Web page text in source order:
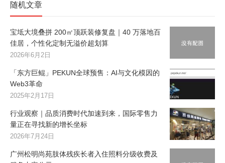
随机文章
宝坻大境叠拼 200㎡顶跃装修复盘｜40 万落地百
佳居，个性化定制无溢价超划算
2026年6月2日
「东方巨鲲」PEKUN全球预售：AI与文化模因的
Web3革命
2025年2月17日
行业观察｜品质消费时代加速到来，国际零售力
量正在寻找新的增长坐标
2026年7月24日
广州松明尚苑肢体残疾长者入住照料分级收费及